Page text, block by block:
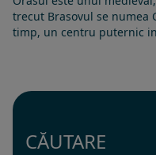
trecut Brasovul se numea
timp, un centru puternic
CĂUTARE